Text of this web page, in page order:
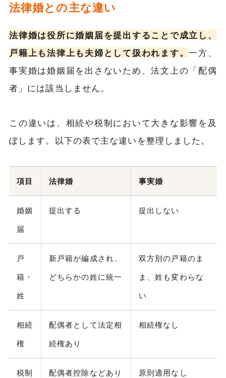
法律婚との主な違い
法律婚は役所に婚姻届を提出することで成立し、
戸籍上も法律上も夫婦として扱われます。一方、
事実婚は婚姻届を出さないため、法文上の「配偶
者」には該当しません。
この違いは、相続や税制において大きな影響を及
ぼします。以下の表で主な違いを整理しました。
項目 法律婚 事実婚
婚姻
届
提出する 提出しない
戸
籍・
姓
新戸籍が編成され、
どちらかの姓に統一
双方別の戸籍のま
ま、姓も変わらな
い
相続
権
配偶者として法定相
続権あり
相続権なし
税制 配偶者控除などあり 原則適用なし